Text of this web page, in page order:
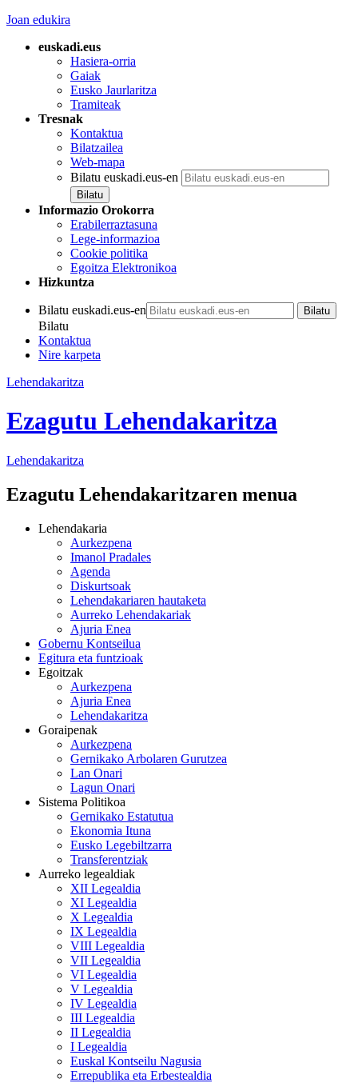
Joan edukira
euskadi.eus
Hasiera-orria
Gaiak
Eusko Jaurlaritza
Tramiteak
Tresnak
Kontaktua
Bilatzailea
Web-mapa
Bilatu euskadi.eus-en
Informazio Orokorra
Erabilerraztasuna
Lege-informazioa
Cookie politika
Egoitza Elektronikoa
Hizkuntza
Bilatu euskadi.eus-en
Bilatu
Kontaktua
Nire karpeta
Lehendakaritza
Ezagutu Lehendakaritza
Lehendakaritza
Ezagutu Lehendakaritzaren menua
Lehendakaria
Aurkezpena
Imanol Pradales
Agenda
Diskurtsoak
Lehendakariaren hautaketa
Aurreko Lehendakariak
Ajuria Enea
Gobernu Kontseilua
Egitura eta funtzioak
Egoitzak
Aurkezpena
Ajuria Enea
Lehendakaritza
Goraipenak
Aurkezpena
Gernikako Arbolaren Gurutzea
Lan Onari
Lagun Onari
Sistema Politikoa
Gernikako Estatutua
Ekonomia Ituna
Eusko Legebiltzarra
Transferentziak
Aurreko legealdiak
XII Legealdia
XI Legealdia
X Legealdia
IX Legealdia
VIII Legealdia
VII Legealdia
VI Legealdia
V Legealdia
IV Legealdia
III Legealdia
II Legealdia
I Legealdia
Euskal Kontseilu Nagusia
Errepublika eta Erbestealdia